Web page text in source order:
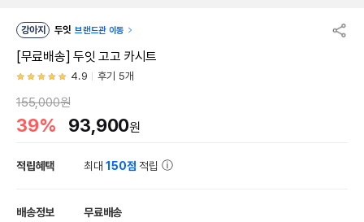
강아지 두잇 브랜드관 이동
[무료배송] 두잇 고고 카시트
4.9 후기 5개
155,000원
39% 93,900원
적립혜택 최대150점 적립
배송정보 무료배송